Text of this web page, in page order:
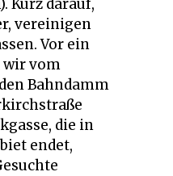
Kurz darauf,
vereinigen
Vor ein
wir vom
Bahndamm
die in
endet,